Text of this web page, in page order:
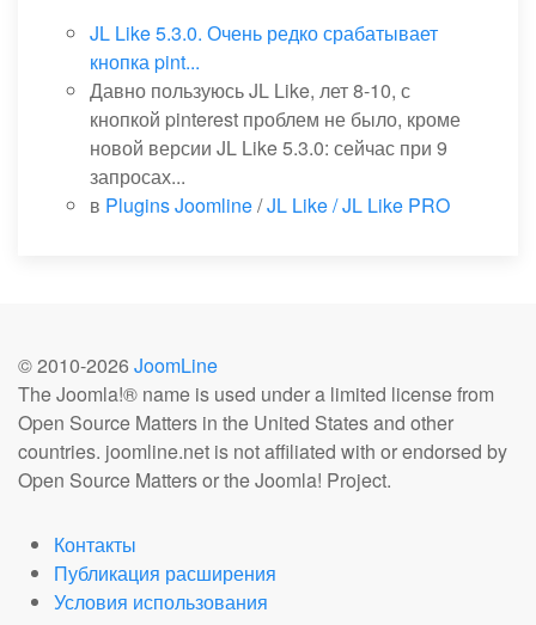
JL Like 5.3.0. Очень редко срабатывает
кнопка pint...
Давно пользуюсь JL Like, лет 8-10, с
кнопкой pinterest проблем не было, кроме
новой версии JL Like 5.3.0: сейчас при 9
запросах...
в Plugins Joomline/JL Like / JL Like PRO
© 2010-2026 JoomLine
The Joomla!® name is used under a limited license from
Open Source Matters in the United States and other
countries. joomline.net is not affiliated with or endorsed by
Open Source Matters or the Joomla! Project.
Контакты
Публикация расширения
Условия использования